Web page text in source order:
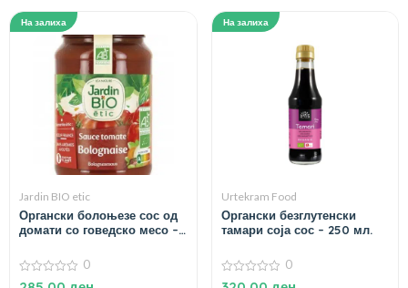
На залиха
Jardin BIO etic
Органски болоњезе сос од
домати со говедско месо –
0
0
На залиха
Urtekram Food
Органски безглутенски
тамари соја сос – 250 мл.
0
0